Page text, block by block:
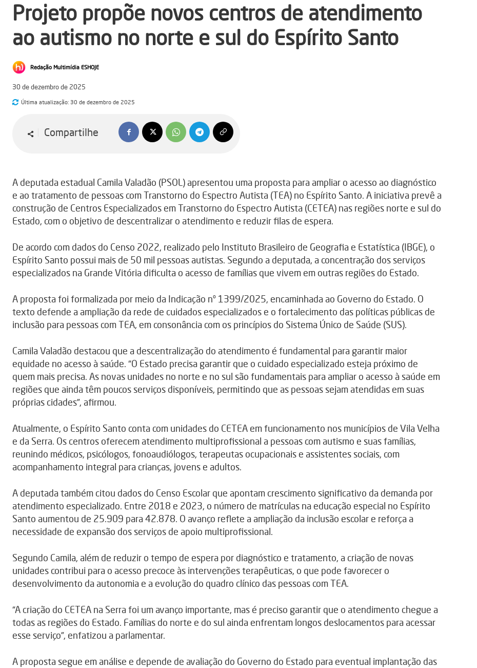
Projeto propõe novos centros de atendimento
ao autismo no norte e sul do Espírito Santo
Redação Multimídia ESHOJE
30 de dezembro de 2025
Última atualização: 30 de dezembro de 2025
Compartilhe
A deputada estadual Camila Valadão (PSOL) apresentou uma proposta para ampliar o acesso ao diagnóstico
e ao tratamento de pessoas com Transtorno do Espectro Autista (TEA) no Espírito Santo. A iniciativa prevê a
construção de Centros Especializados em Transtorno do Espectro Autista (CETEA) nas regiões norte e sul do
Estado, com o objetivo de descentralizar o atendimento e reduzir filas de espera.
De acordo com dados do Censo 2022, realizado pelo Instituto Brasileiro de Geografia e Estatística (IBGE), o
Espírito Santo possui mais de 50 mil pessoas autistas. Segundo a deputada, a concentração dos serviços
especializados na Grande Vitória dificulta o acesso de famílias que vivem em outras regiões do Estado.
A proposta foi formalizada por meio da Indicação nº 1399/2025, encaminhada ao Governo do Estado. O
texto defende a ampliação da rede de cuidados especializados e o fortalecimento das políticas públicas de
inclusão para pessoas com TEA, em consonância com os princípios do Sistema Único de Saúde (SUS).
Camila Valadão destacou que a descentralização do atendimento é fundamental para garantir maior
equidade no acesso à saúde. “O Estado precisa garantir que o cuidado especializado esteja próximo de
quem mais precisa. As novas unidades no norte e no sul são fundamentais para ampliar o acesso à saúde em
regiões que ainda têm poucos serviços disponíveis, permitindo que as pessoas sejam atendidas em suas
próprias cidades”, afirmou.
Atualmente, o Espírito Santo conta com unidades do CETEA em funcionamento nos municípios de Vila Velha
e da Serra. Os centros oferecem atendimento multiprofissional a pessoas com autismo e suas famílias,
reunindo médicos, psicólogos, fonoaudiólogos, terapeutas ocupacionais e assistentes sociais, com
acompanhamento integral para crianças, jovens e adultos.
A deputada também citou dados do Censo Escolar que apontam crescimento significativo da demanda por
atendimento especializado. Entre 2018 e 2023, o número de matrículas na educação especial no Espírito
Santo aumentou de 25.909 para 42.878. O avanço reflete a ampliação da inclusão escolar e reforça a
necessidade de expansão dos serviços de apoio multiprofissional.
Segundo Camila, além de reduzir o tempo de espera por diagnóstico e tratamento, a criação de novas
unidades contribui para o acesso precoce às intervenções terapêuticas, o que pode favorecer o
desenvolvimento da autonomia e a evolução do quadro clínico das pessoas com TEA.
“A criação do CETEA na Serra foi um avanço importante, mas é preciso garantir que o atendimento chegue a
todas as regiões do Estado. Famílias do norte e do sul ainda enfrentam longos deslocamentos para acessar
esse serviço”, enfatizou a parlamentar.
A proposta segue em análise e depende de avaliação do Governo do Estado para eventual implantação das